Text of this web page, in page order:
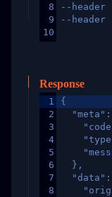
8
9
10
--header
--header
Response
1
2
3
4
5
6
7
8
{
"meta":
  },
"data":